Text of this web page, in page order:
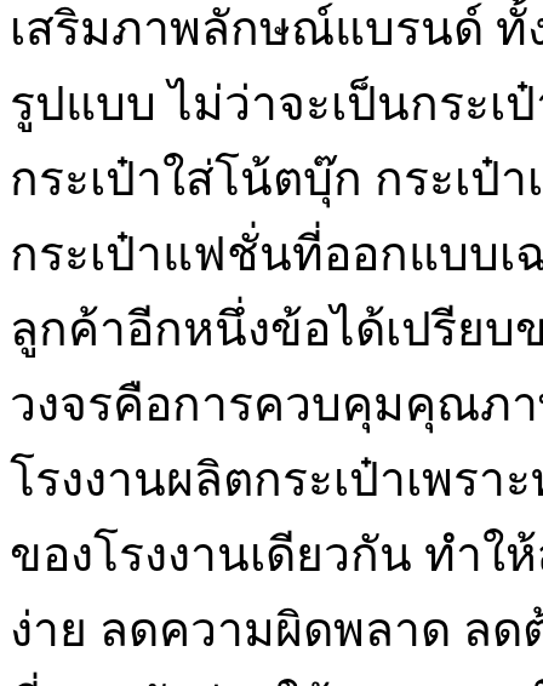
เสริมภาพลักษณ์แบรนด์ ทั้
รูปแบบ ไม่ว่าจะเป็นกระเ
กระเป๋าใส่โน้ตบุ๊ก กระเป๋
กระเป๋าแฟชั่นที่ออกแบบเ
ลูกค้าอีกหนึ่งข้อได้เปรียบ
วงจรคือการควบคุมคุณภ
โรงงานผลิตกระเป๋าเพร
ของโรงงานเดียวกัน ทำ
ง่าย ลดความผิดพลาด ล